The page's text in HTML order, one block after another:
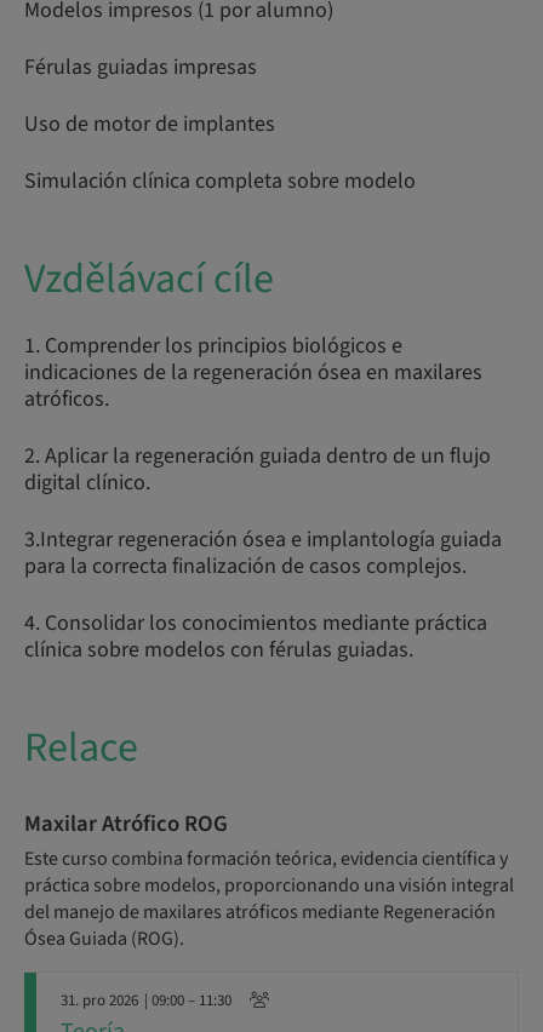
Modelos impresos (1 por alumno)
Férulas guiadas impresas
Uso de motor de implantes
Simulación clínica completa sobre modelo
Vzdělávací cíle
1. Comprender los principios biológicos e
indicaciones de la regeneración ósea en maxilares
atróficos.
2. Aplicar la regeneración guiada dentro de un flujo
digital clínico.
3.Integrar regeneración ósea e implantología guiada
para la correcta finalización de casos complejos.
4. Consolidar los conocimientos mediante práctica
clínica sobre modelos con férulas guiadas.
Relace
Maxilar Atrófico ROG
Este curso combina formación teórica, evidencia científica y
práctica sobre modelos, proporcionando una visión integral
del manejo de maxilares atróficos mediante Regeneración
Ósea Guiada (ROG).
31. pro 2026 | 09:00 – 11:30